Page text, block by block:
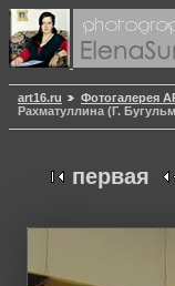
art16.ru Фотогалерея
Рахматуллина (Г.
первая